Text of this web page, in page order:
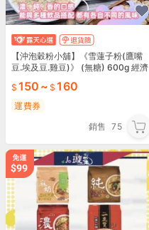
【沖泡穀粉小舖】《雪蓮子粉(鷹嘴
豆.埃及豆.雞豆)》 (無糖) 600g 經濟
嘴豆粉
150 ~ 160
運費券
銷售 75